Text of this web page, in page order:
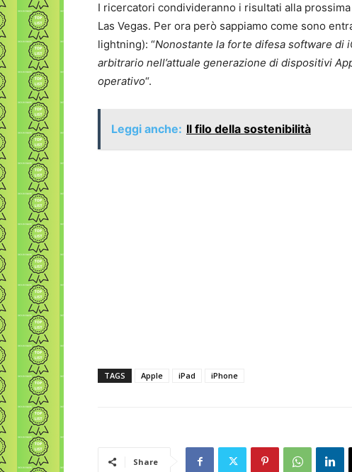
I ricercatori condivideranno i risultati alla
Las Vegas. Per ora però sappiamo come sono
lightning): “Nonostante la forte difesa software di
arbitrario nell’attuale generazione di dispositivi
operativo“.
Leggi anche: Il filo della sostenibilità
TAGS Apple iPad iPhone
Share